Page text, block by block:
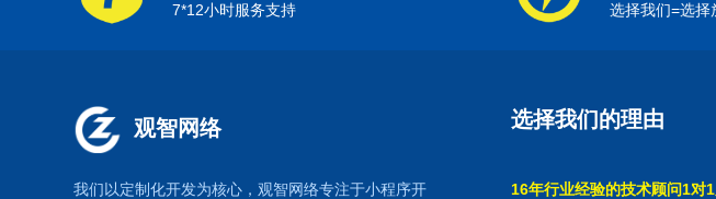
7*12小时服务支持 选择我们=选择
观智网络
我们以定制化开发为核心，观智网络专注于小程序开
选择我们的理由
16年行业经验的技术顾问1对